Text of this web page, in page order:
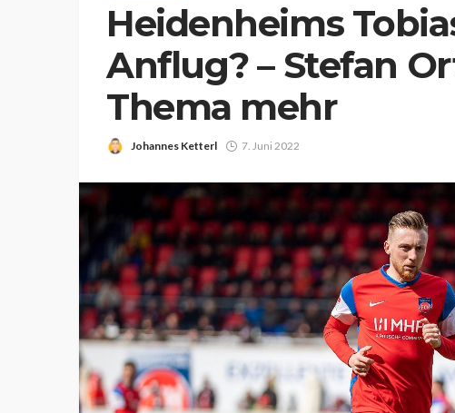
Heidenheims
Anflug? – Stefan
Thema mehr
Johannes Ketterl 7. Juni 2022